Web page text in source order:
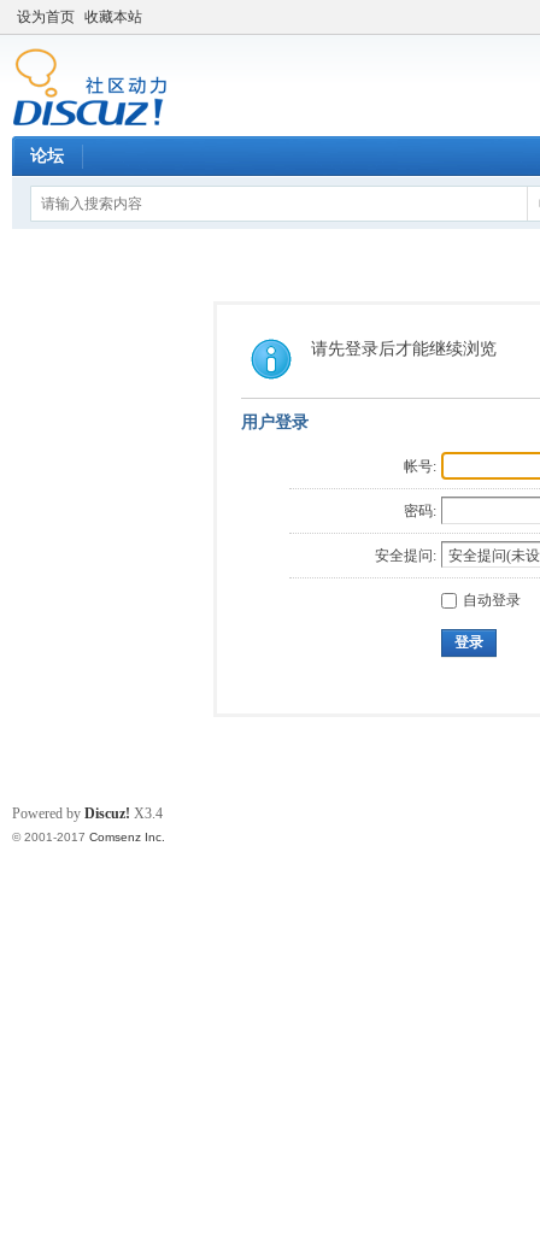
设为首页 收藏本站
论坛
请先登录后才能继续浏览
用户登录
帐号:
密码:
安全提问:
自动登录
登录
Powered by Discuz! X3.4
© 2001-2017 Comsenz Inc.